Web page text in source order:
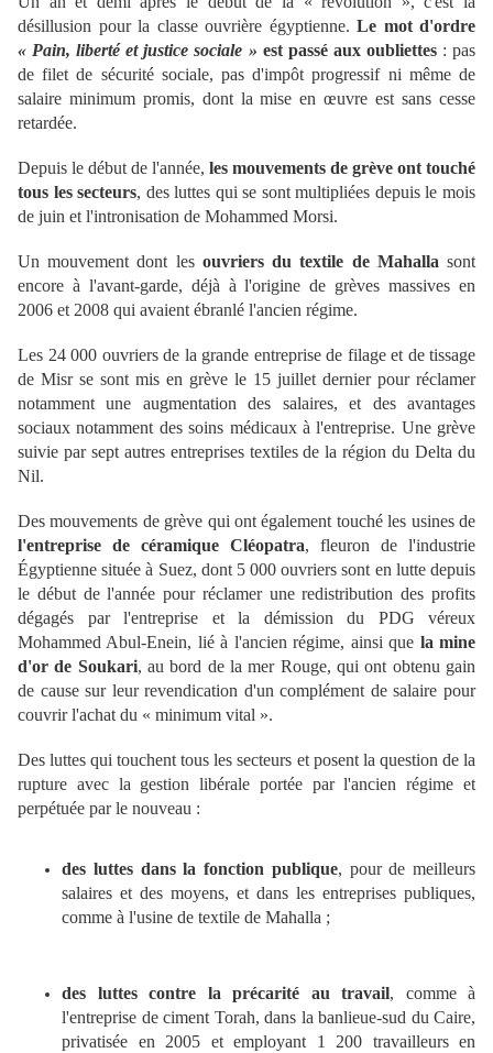
désillusion pour la classe ouvrière égyptienne. Le mot d'ordre
« Pain, liberté et justice sociale » est passé aux oubliettes : pas
de filet de sécurité sociale, pas d'impôt progressif ni même de
salaire minimum promis, dont la mise en œuvre est sans cesse
retardée.
Depuis le début de l'année, les mouvements de grève ont touché
tous les secteurs, des luttes qui se sont multipliées depuis le mois
de juin et l'intronisation de Mohammed Morsi.
Un mouvement dont les ouvriers du textile de Mahalla sont
encore à l'avant-garde, déjà à l'origine de grèves massives en
2006 et 2008 qui avaient ébranlé l'ancien régime.
Les 24 000 ouvriers de la grande entreprise de filage et de tissage
de Misr se sont mis en grève le 15 juillet dernier pour réclamer
notamment une augmentation des salaires, et des avantages
sociaux notamment des soins médicaux à l'entreprise. Une grève
suivie par sept autres entreprises textiles de la région du Delta du
Nil.
Des mouvements de grève qui ont également touché les usines de
l'entreprise de céramique Cléopatra, fleuron de l'industrie
Égyptienne située à Suez, dont 5 000 ouvriers sont en lutte depuis
le début de l'année pour réclamer une redistribution des profits
dégagés par l'entreprise et la démission du PDG véreux
Mohammed Abul-Enein, lié à l'ancien régime, ainsi que la mine
d'or de Soukari, au bord de la mer Rouge, qui ont obtenu gain
de cause sur leur revendication d'un complément de salaire pour
couvrir l'achat du « minimum vital ».
Des luttes qui touchent tous les secteurs et posent la question de la
rupture avec la gestion libérale portée par l'ancien régime et
perpétuée par le nouveau :
des luttes dans la fonction publique, pour de meilleurs
salaires et des moyens, et dans les entreprises publiques,
comme à l'usine de textile de Mahalla ;
des luttes contre la précarité au travail, comme à
l'entreprise de ciment Torah, dans la banlieue-sud du Caire,
privatisée en 2005 et employant 1 200 travailleurs en